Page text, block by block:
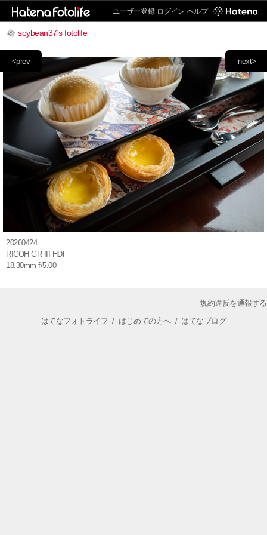
ユーザー登録 ログイン ヘルプ
soybean37's fotolife
next>
<prev
20260424
RICOH GR III HDF
18.30mm f/5.00
規約違反を通報する
はてなフォトライフ / はじめての方へ/ はてなブログ